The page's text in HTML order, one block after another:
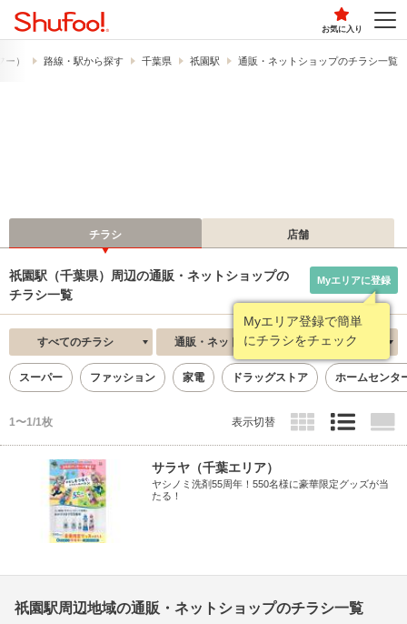
お気に入り
） 路線・駅から探す 千葉県 祇園駅 通販・ネットショップのチラシ一覧
チラシ 店舗
祇園駅（千葉県）周辺の通販・ネットショップの
チラシ一覧
Myエリア登録で簡単
にチラシをチェック
Myエリアに登録
すべてのチラシ 通販・ネットショップ 新着順
スーパー ファッション 家電 ドラッグストア ホームセンタ
1〜1/1枚 表示切替
サラヤ（千葉エリア）
ヤシノミ洗剤55周年！550名様に豪華限定グッズが当
たる！
祇園駅周辺地域の通販・ネットショップのチラシ一覧